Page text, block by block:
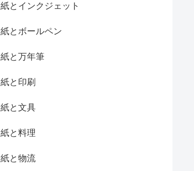
紙とインクジェット
紙とボールペン
紙と万年筆
紙と印刷
紙と文具
紙と料理
紙と物流